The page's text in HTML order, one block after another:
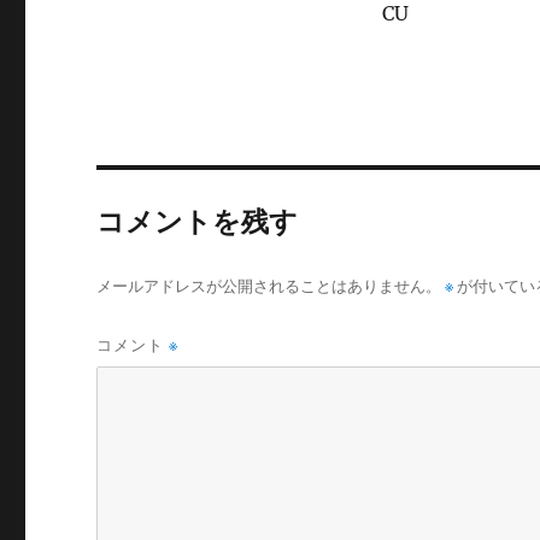
CU
コメントを残す
メールアドレスが公開されることはありません。 ※ が付いて
コメント※